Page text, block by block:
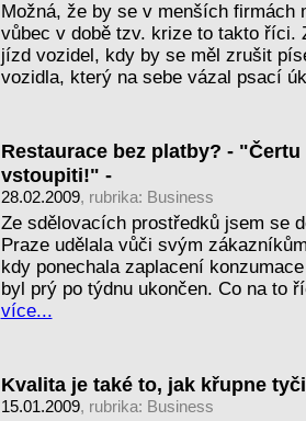
Možná, že by se v menších firmách
vůbec v době tzv. krize to takto říci.
jízd vozidel, kdy by se měl zrušit
vozidla, který na sebe vázal psací
Restaurace bez platby? -
vstoupiti!" -
28.02.2009, rubrika: Business
Ze sdělovacích prostředků jsem se
Praze udělala vůči svým
kdy ponechala zaplacení
byl prý po týdnu ukončen. Co na to
více...
Kvalita je také to, jak křupne
15.01.2009, rubrika: Business